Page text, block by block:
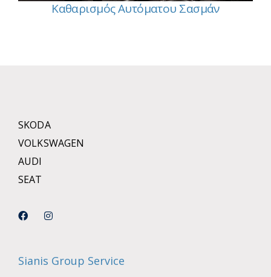
Καθαρισμός Αυτόματου Σασμάν
SKODA
VOLKSWAGEN
AUDI
SEAT
Sianis Group Service